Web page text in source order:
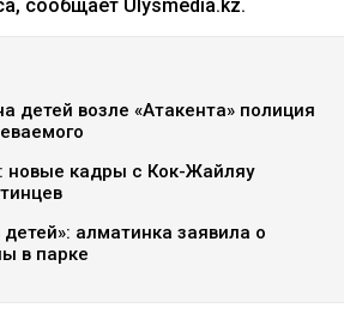
сообщает Ulysmedia.kz.
детей возле «Атакента» полиция
новые кадры с Кок-Жайляу
алматинка заявила о
в парке